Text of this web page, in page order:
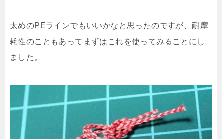
太めのPEラインでもいいかなと思ったのですが、耐摩
耗性のこともあってまずはこれを使ってみることにし
ました。